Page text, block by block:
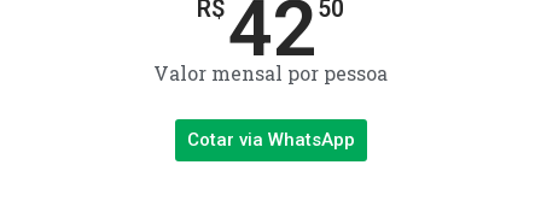
R$4250
Valor mensal por pessoa
Cotar via WhatsApp